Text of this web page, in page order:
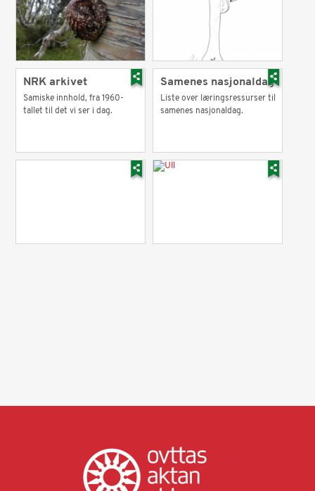
NRK arkivet
Samiske innhold, fra 1960-
tallet til det vi ser i dag.
Samenes nasjonaldag
Liste over læringsressurser til
samenes nasjonaldag.